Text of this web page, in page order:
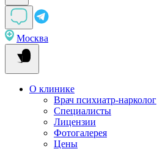
Москва
О клинике
Врач психиатр-нарколог
Специалисты
Лицензии
Фотогалерея
Цены